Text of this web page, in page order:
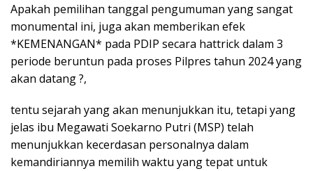
Apakah pemilihan tanggal pengumuman yang sangat
monumental ini, juga akan memberikan efek
*KEMENANGAN* pada PDIP secara hattrick dalam 3
periode beruntun pada proses Pilpres tahun 2024 yang
akan datang ?,
tentu sejarah yang akan menunjukkan itu, tetapi yang
jelas ibu Megawati Soekarno Putri (MSP) telah
menunjukkan kecerdasan personalnya dalam
kemandiriannya memilih waktu yang tepat untuk